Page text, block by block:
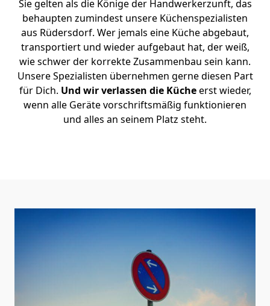
Sie gelten als die Könige der Handwerkerzunft, das
behaupten zumindest unsere Küchenspezialisten
aus Rüdersdorf. Wer jemals eine Küche abgebaut,
transportiert und wieder aufgebaut hat, der weiß,
wie schwer der korrekte Zusammenbau sein kann.
Unsere Spezialisten übernehmen gerne diesen Part
für Dich. Und wir verlassen die Kücheerst wieder,
wenn alle Geräte vorschriftsmäßig funktionieren
und alles an seinem Platz steht.